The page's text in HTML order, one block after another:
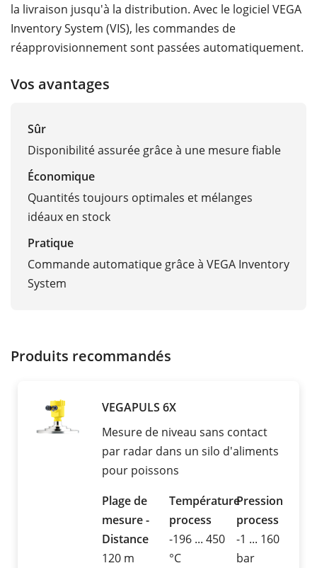
la livraison jusqu'à la distribution. Avec le logiciel VEGA
Inventory System (VIS), les commandes de
réapprovisionnement sont passées automatiquement.
Vos avantages
Sûr
Disponibilité assurée grâce à une mesure fiable
Économique
Quantités toujours optimales et mélanges
idéaux en stock
Pratique
Commande automatique grâce à VEGA Inventory
System
Produits recommandés
VEGAPULS 6X
Mesure de niveau sans contact
par radar dans un silo d'aliments
pour poissons
Plage de
mesure -
Distance
120 m
Température
process
-196 ... 450
°C
Pression
process
-1 ... 160
bar